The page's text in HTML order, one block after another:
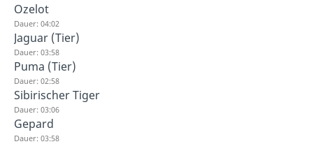
Ozelot
Dauer: 04:02
Jaguar (Tier)
Dauer: 03:58
Puma (Tier)
Dauer: 02:58
Sibirischer Tiger
Dauer: 03:06
Gepard
Dauer: 03:58